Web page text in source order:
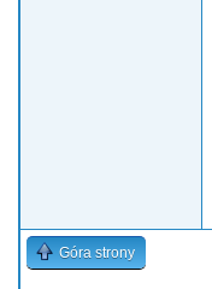
Góra strony